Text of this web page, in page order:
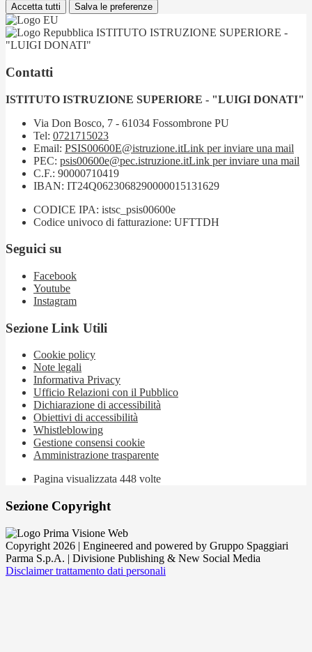
Accetta tutti Salva le preferenze
ISTITUTO ISTRUZIONE SUPERIORE -
"LUIGI DONATI"
Contatti
ISTITUTO ISTRUZIONE SUPERIORE - "LUIGI DONATI"
Via Don Bosco, 7 - 61034 Fossombrone PU
Tel: 0721715023
Email: PSIS00600E@istruzione.itLink per inviare una mail
PEC: psis00600e@pec.istruzione.itLink per inviare una mail
C.F.: 90000710419
IBAN: IT24Q0623068290000015131629
CODICE IPA: istsc_psis00600e
Codice univoco di fatturazione: UFTTDH
Seguici su
Facebook
Youtube
Instagram
Sezione Link Utili
Cookie policy
Note legali
Informativa Privacy
Ufficio Relazioni con il Pubblico
Dichiarazione di accessibilità
Obiettivi di accessibilità
Whistleblowing
Gestione consensi cookie
Amministrazione trasparente
Pagina visualizzata 448 volte
Sezione Copyright
Copyright 2026 | Engineered and powered by Gruppo Spaggiari
Parma S.p.A. | Divisione Publishing & New Social Media
Disclaimer trattamento dati personali